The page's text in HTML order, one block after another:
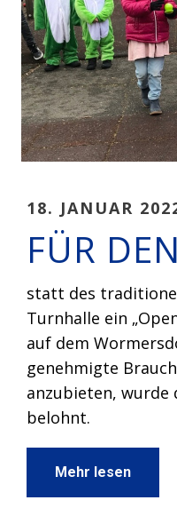
18. JANUAR
FÜR
statt des
Turnhalle ein
auf dem
genehmigte
anzubieten, wurde
belohnt.
Mehr lesen